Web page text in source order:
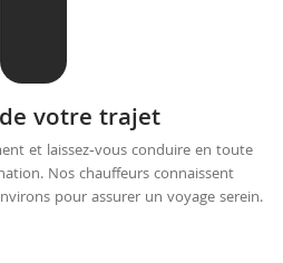
votre trajet
et laissez‑vous conduire en toute
Nos chauffeurs connaissent
pour assurer un voyage serein.